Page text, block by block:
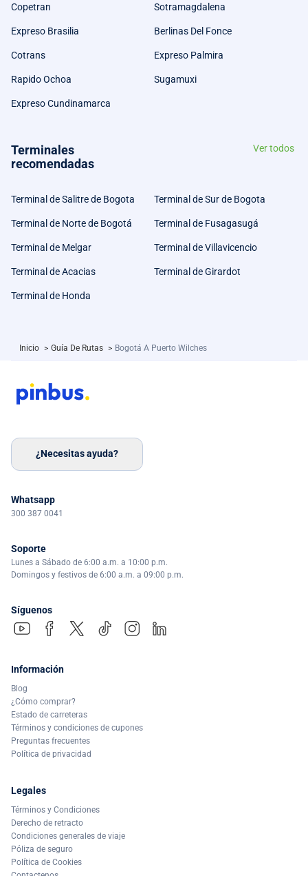
Copetran Sotramagdalena
Expreso Brasilia Berlinas Del Fonce
Cotrans Expreso Palmira
Rapido Ochoa Sugamuxi
Expreso Cundinamarca
Terminales
recomendadas
Ver todos
Terminal de Salitre de Bogota Terminal de Sur de Bogota
Terminal de Norte de Bogotá Terminal de Fusagasugá
Terminal de Melgar Terminal de Villavicencio
Terminal de Acacias Terminal de Girardot
Terminal de Honda
Inicio > Guía De Rutas > Bogotá A Puerto Wilches
¿Necesitas ayuda?
Whatsapp
300 387 0041
Soporte
Lunes a Sábado de 6:00 a.m. a 10:00 p.m.
Domingos y festivos de 6:00 a.m. a 09:00 p.m.
Síguenos
Información
Blog
¿Cómo comprar?
Estado de carreteras
Términos y condiciones de cupones
Preguntas frecuentes
Política de privacidad
Legales
Términos y Condiciones
Derecho de retracto
Condiciones generales de viaje
Póliza de seguro
Política de Cookies